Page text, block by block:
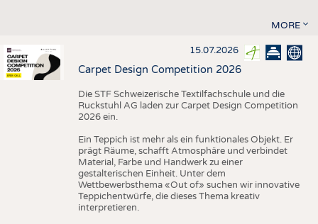
MORE
15.07.2026
Carpet Design Competition 2026
Die STF Schweizerische Textilfachschule und die
Ruckstuhl AG laden zur Carpet Design Competition
2026 ein.
Ein Teppich ist mehr als ein funktionales Objekt. Er
prägt Räume, schafft Atmosphäre und verbindet
Material, Farbe und Handwerk zu einer
gestalterischen Einheit. Unter dem
Wettbewerbsthema «Out of» suchen wir innovative
Teppichentwürfe, die dieses Thema kreativ
interpretieren.